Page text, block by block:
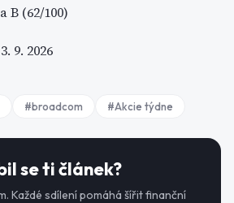
B (62/100)
9. 2026
#broadcom #Akcie týdne
se ti článek?
Každé sdílení pomáhá šířit finanční